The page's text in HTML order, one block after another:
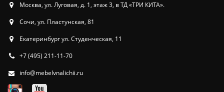
Москва, ул. Луговая, д. 1, этаж 3, в ТД «ТРИ КИТА».
Сочи, ул. Пластунская, 81
Екатеринбург ул. Студенческая, 11
+7 (495) 211-11-70
info@mebelvnalichii.ru